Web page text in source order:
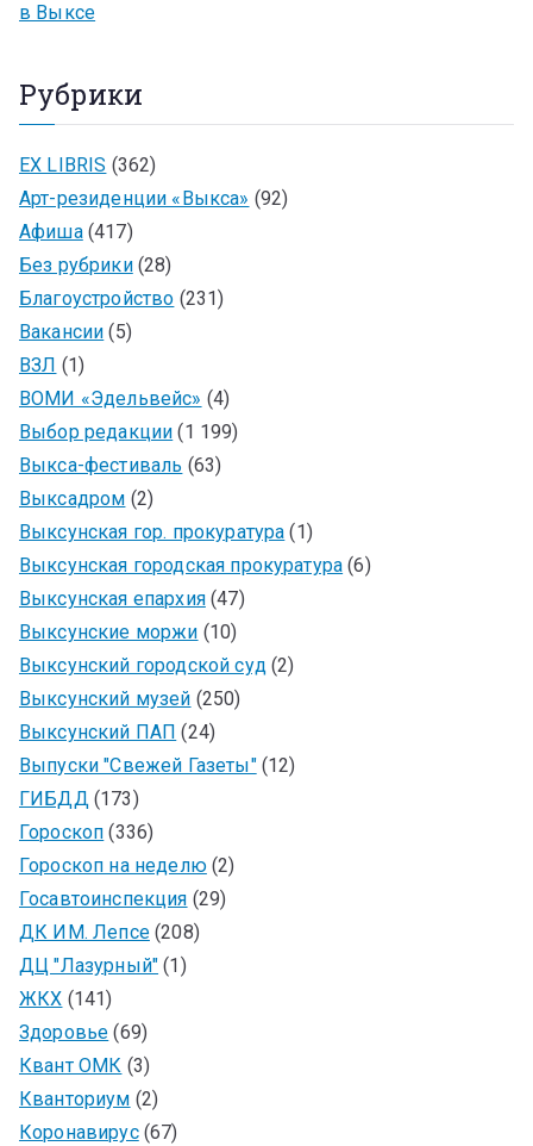
в Выксе
Рубрики
EX LIBRIS (362)
Арт-резиденции «Выкса» (92)
Афиша(417)
Без рубрики(28)
Благоустройство (231)
Вакансии (5)
ВЗЛ (1)
ВОМИ «Эдельвейс» (4)
Выбор редакции (1 199)
Выкса-фестиваль (63)
Выксадром (2)
Выксунская гор. прокуратура (1)
Выксунская городская прокуратура (6)
Выксунская епархия(47)
Выксунские моржи (10)
Выксунский городской суд(2)
Выксунский музей (250)
Выксунский ПАП (24)
Выпуски "Свежей Газеты"(12)
ГИБДД(173)
Гороскоп (336)
Гороскоп на неделю(2)
Госавтоинспекция (29)
ДК ИМ. Лепсе(208)
ДЦ "Лазурный" (1)
ЖКХ (141)
Здоровье (69)
Квант ОМК (3)
Кванториум (2)
Коронавирус(67)